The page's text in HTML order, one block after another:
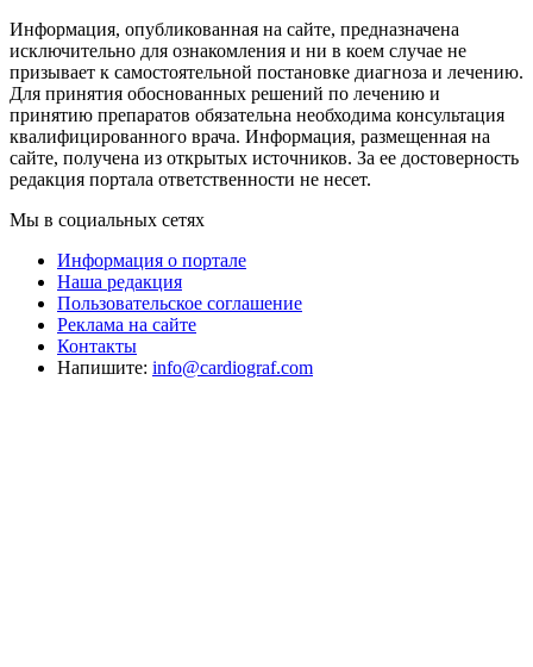
Информация, опубликованная на сайте, предназначена
исключительно для ознакомления и ни в коем случае не
призывает к самостоятельной постановке диагноза и лечению.
Для принятия обоснованных решений по лечению и
принятию препаратов обязательна необходима консультация
квалифицированного врача. Информация, размещенная на
сайте, получена из открытых источников. За ее достоверность
редакция портала ответственности не несет.
Мы в социальных сетях
Информация о портале
Наша редакция
Пользовательское соглашение
Реклама на сайте
Контакты
Напишите: info@cardiograf.com